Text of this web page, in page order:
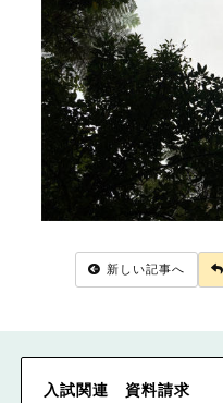
新しい記事へ
入試関連 資料請求